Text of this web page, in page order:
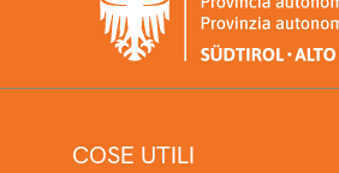
COSE UTILI